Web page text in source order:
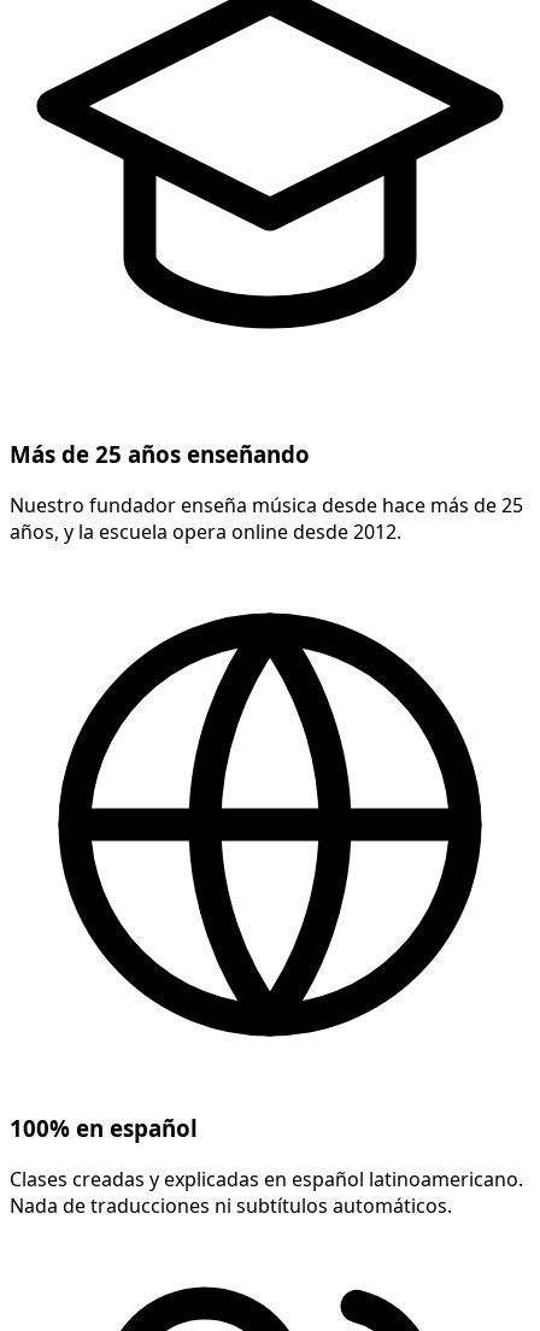
Más de 25 años enseñando
Nuestro fundador enseña música desde hace más de 25
años, y la escuela opera online desde 2012.
100% en español
Clases creadas y explicadas en español latinoamericano.
Nada de traducciones ni subtítulos automáticos.